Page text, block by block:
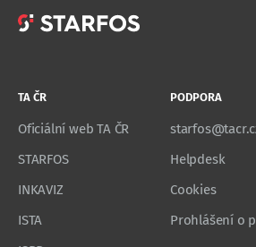
TA ČR
Oficiální web TA ČR
STARFOS
INKAVIZ
ISTA
PODPORA
Helpdesk
Cookies
Prohlášení o